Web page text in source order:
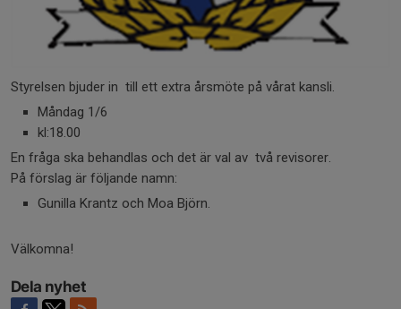
Styrelsen bjuder in till ett extra årsmöte på vårat kansli.
Måndag 1/6
kl:18.00
En fråga ska behandlas och det är val av två revisorer.
På förslag är följande namn:
Gunilla Krantz och Moa Björn.
Välkomna!
Dela nyhet